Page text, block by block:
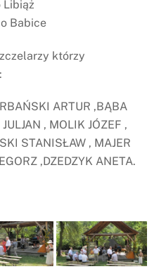
Libiąż
Babice
którzy
ARTUR ,BĄBA
, MOLIK JÓZEF ,
STANISŁAW , MAJER
,DZEDZYK ANETA.